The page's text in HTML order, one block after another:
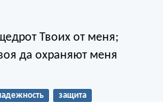
Твоих от меня;
да охраняют меня
защита